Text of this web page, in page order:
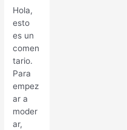
Hola,
esto
es un
comen
tario.
Para
empez
ar a
moder
ar,